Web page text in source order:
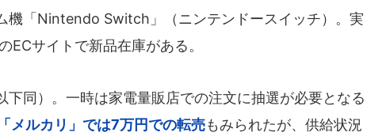
機「Nintendo Switch」（ニンテンドースイッチ）。実
サイトで新品在庫がある。
同）。一時は家電量販店での注文に抽選が必要となる
メルカリ」では7万円での転売もみられたが、供給状況